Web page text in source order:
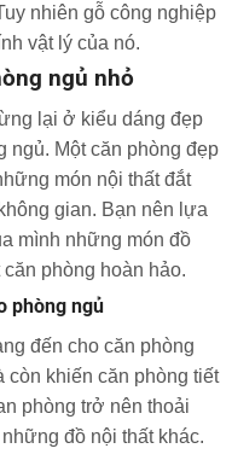
nhiên gỗ công nghiệp
vật lý của nó.
ngủ nhỏ
lại ở kiểu dáng đẹp
ngủ. Một căn phòng đẹp
món nội thất đắt
gian. Bạn nên lựa
mình những món đồ
phòng hoàn hảo.
phòng ngủ
đến cho căn phòng
còn khiến căn phòng tiết
phòng trở nên thoải
đồ nội thất khác.